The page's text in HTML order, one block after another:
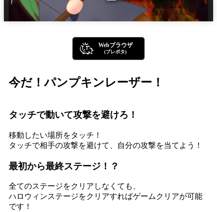
Webブラウザ
(プレポタ)
今だ！パンプキンレーザー！
タッチで動いて攻撃を避けろ！
移動したい場所をタッチ！
タッチで相手の攻撃を避けて、自分の攻撃を当てよう！
最初から最終ステージ！？
全てのステージをクリアしなくても、
ハロウィンステージをクリアすればゲームクリアが可能
です！